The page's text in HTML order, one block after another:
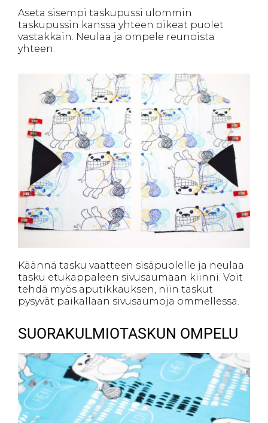
Aseta sisempi taskupussi ulommin
taskupussin kanssa yhteen oikeat puolet
vastakkain. Neulaa ja ompele reunoista
yhteen.
Käännä tasku vaatteen sisäpuolelle ja neulaa
tasku etukappaleen sivusaumaan kiinni. Voit
tehdä myös aputikkauksen, niin taskut
pysyvät paikallaan sivusaumoja ommellessa.
SUORAKULMIOTASKUN OMPELU